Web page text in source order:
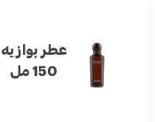
عطر بوازيه
150 مل